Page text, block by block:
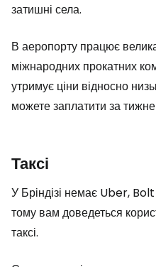
затишні села.
В аеропорту працює велика
міжнародних прокатних
утримує ціни відносно
можете заплатити за
Таксі
У Бріндізі немає Uber,
тому вам доведеться
таксі.